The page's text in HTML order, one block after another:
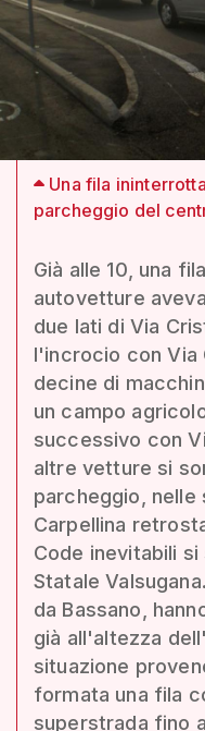
Una fila
parcheggio del
Già alle 10, una
autovetture
due lati di Via
l'incrocio con Via
decine di
un campo
successivo con
altre vetture si
parcheggio, nelle
Carpellina
Code inevitabili
Statale
da Bassano,
già all'altezza
situazione
formata una fila
superstrada fino